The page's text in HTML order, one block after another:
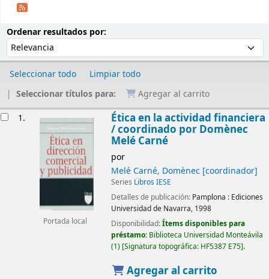
Ordenar resultados por:
Seleccionar todo
Limpiar todo
Seleccionar títulos para:
Agregar al carrito
1.
Portada local
Ética en la actividad financiera
/coordinado por Domènec
Melé Carné
por
Melé Carné, Domènec[coordinador]
Series Libros IESE
Detalles de publicación: Pamplona : Ediciones
Universidad de Navarra, 1998
Disponibilidad:Ítems disponibles para
préstamo: Biblioteca Universidad Monteávila
(1) Signatura topográfica: HF5387 E75 .
Agregar al carrito